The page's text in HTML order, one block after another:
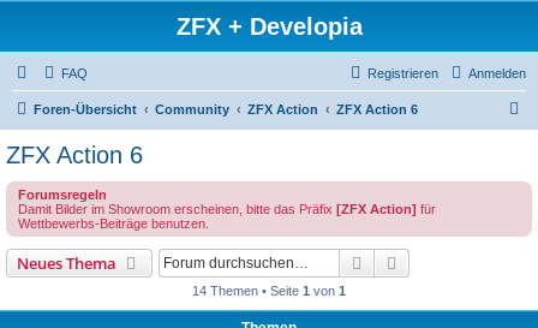
ZFX + Developia
FAQ Anmelden
Registrieren
Foren-Übersicht Community ZFX Action ZFX Action 6
ZFX Action 6
Forumsregeln
Damit Bilder im Showroom erscheinen, bitte das Präfix [ZFX Action] für
Wettbewerbs-Beiträge benutzen.
Neues Thema Suche
14 Themen • Seite 1 von 1